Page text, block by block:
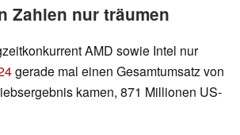
Zahlen nur träumen
AMD sowie Intel nur
gerade mal einen Gesamtumsatz von
kamen, 871 Millionen US-